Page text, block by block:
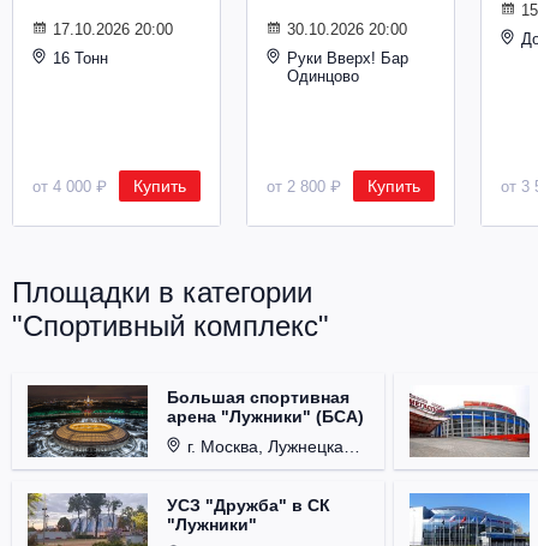
17.10.2026 20:00
16 Тонн
от 4 000 ₽ Купить
30.10.2026 20:00
Руки Вверх! Бар
Одинцово
от 2 800 ₽ Купить от 3
Площадки в категории
"Спортивный комплекс"
Большая спортивная
арена "Лужники" (БСА)
г. Москва, Лужнецкая набережная, д. 24
УСЗ "Дружба" в СК
"Лужники"